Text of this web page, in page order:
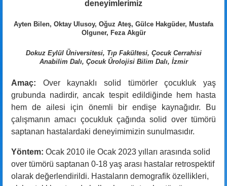
deneyimlerimiz
Ayten Bilen, Oktay Ulusoy, Oğuz Ateş, Gülce Hakgüder, Mustafa
Olguner, Feza Akgür
Dokuz Eylül Üniversitesi, Tıp Fakültesi, Çocuk Cerrahisi
Anabilim Dalı, Çocuk Ürolojisi Bilim Dalı, İzmir
Amaç: Over kaynaklı solid tümörler çocukluk yaş
grubunda nadirdir, ancak tespit edildiğinde hem hasta
hem de ailesi için önemli bir endişe kaynağıdır. Bu
çalışmanın amacı çocukluk çağında solid over tümörü
saptanan hastalardaki deneyimimizin sunulmasıdır.
Yöntem: Ocak 2010 ile Ocak 2023 yılları arasında solid
over tümörü saptanan 0-18 yaş arası hastalar retrospektif
olarak değerlendirildi. Hastaların demografik özellikleri,